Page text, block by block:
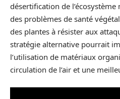
désertification de
des problèmes de santé
des plantes à résister aux
stratégie alternative pourrait
l’utilisation de matériaux
circulation de l’air et une